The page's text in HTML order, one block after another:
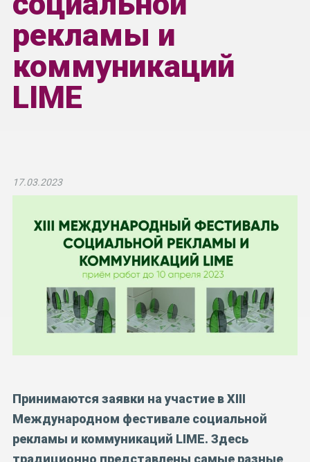
рекламы и
коммуникаций
LIME
17.03.2023
Принимаются заявки на участие в XIII
Международном фестивале социальной
рекламы и коммуникаций LIME. Здесь